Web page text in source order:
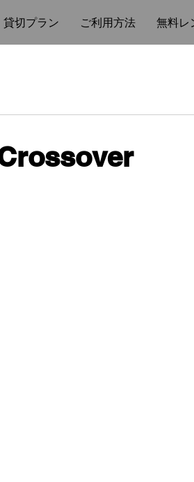
貸切プラン ご利用方法 無料レ